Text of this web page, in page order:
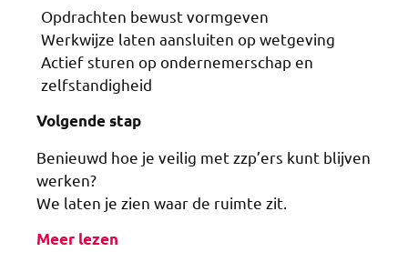
Opdrachten bewust vormgeven
Werkwijze laten aansluiten op wetgeving
Actief sturen op ondernemerschap en
zelfstandigheid
Volgende stap
Benieuwd hoe je veilig met zzp’ers kunt blijven
werken?
We laten je zien waar de ruimte zit.
Meer lezen